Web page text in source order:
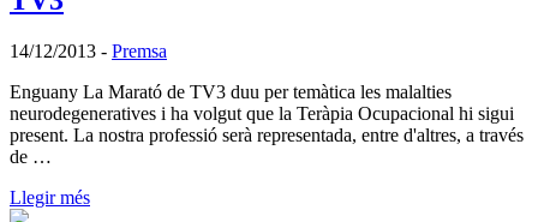
14/12/2013 - Premsa
Enguany La Marató de TV3 duu per temàtica les malalties
neurodegeneratives i ha volgut que la Teràpia Ocupacional hi sigui
present. La nostra professió serà representada, entre d'altres, a través
de …
Llegir més